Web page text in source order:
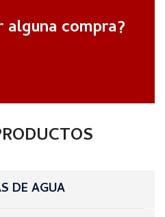
alguna compra?
DE AGUA